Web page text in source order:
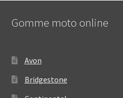
Gomme moto online
Avon
Bridgestone